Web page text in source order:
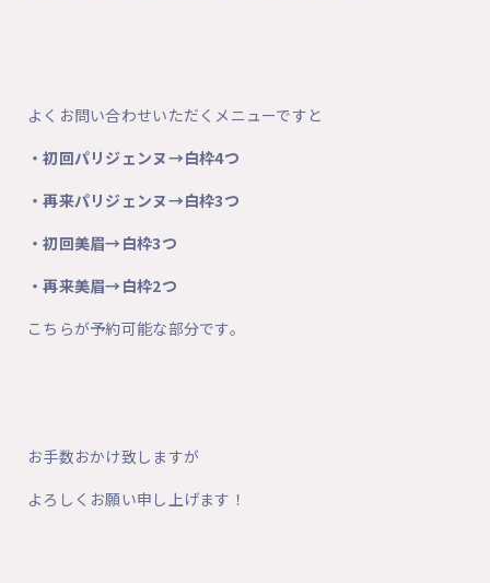
よくお問い合わせいただくメニューですと
・初回パリジェンヌ→白枠4つ
・再来パリジェンヌ→白枠3つ
・初回美眉→白枠3つ
・再来美眉→白枠2つ
こちらが予約可能な部分です。
お手数おかけ致しますが
よろしくお願い申し上げます！